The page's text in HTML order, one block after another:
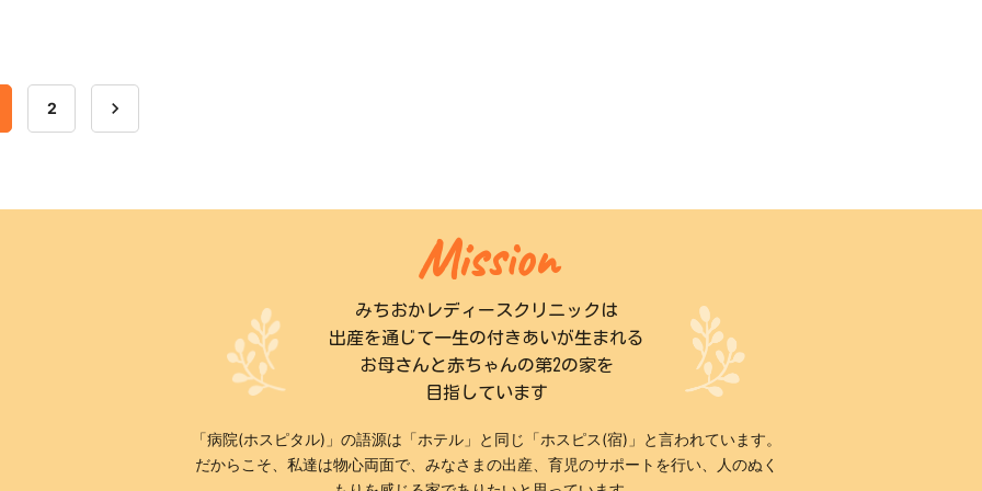
2 navigate_next
Mission
みちおかレディースクリニックは
出産を通じて一生の付きあいが生まれる
お母さんと赤ちゃんの第2の家を
目指しています
「病院(ホスピタル)」の語源は「ホテル」と同じ「ホスピス(宿)」と言われています。
だからこそ、私達は物心両面で、みなさまの出産、育児のサポートを行い、人のぬく